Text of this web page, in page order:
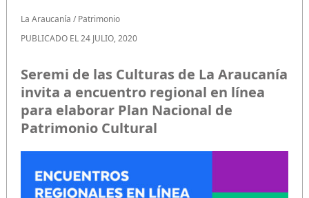
La Araucanía /Patrimonio
PUBLICADO EL 24 JULIO, 2020
Seremi de las Culturas de La Araucanía
invita a encuentro regional en línea
para elaborar Plan Nacional de
Patrimonio Cultural